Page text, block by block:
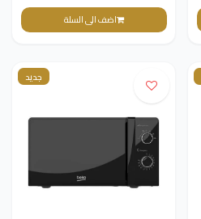
اضف الى السلة
جديد